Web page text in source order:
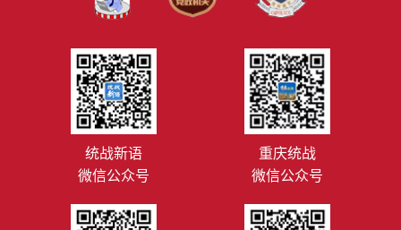
统战新语
微信公众号
重庆统战
微信公众号